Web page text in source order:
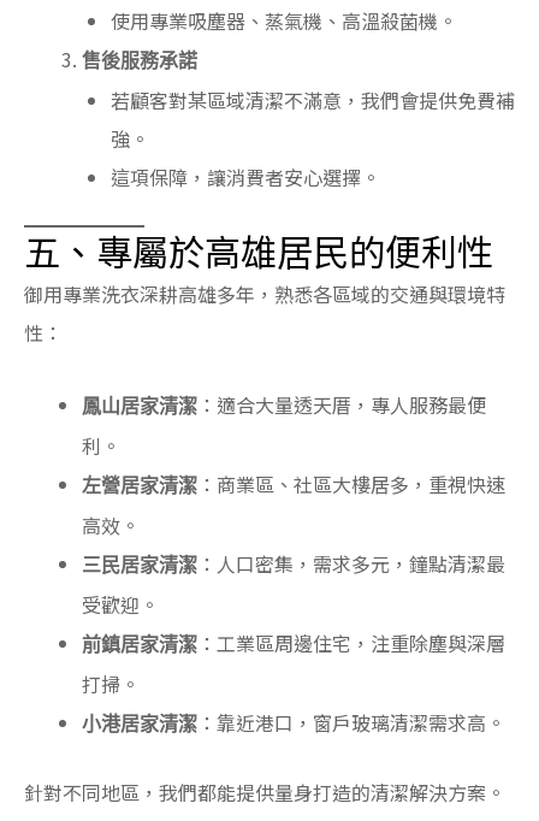
使用專業吸塵器、蒸氣機、高溫殺菌機。
售後服務承諾
若顧客對某區域清潔不滿意，我們會提供免費補
強。
這項保障，讓消費者安心選擇。
五、專屬於高雄居民的便利性
御用專業洗衣深耕高雄多年，熟悉各區域的交通與環境特
性：
鳳山居家清潔 ：適合大量透天厝，專人服務最便
利。
左營居家清潔 ：商業區、社區大樓居多，重視快速
高效。
三民居家清潔 ：人口密集，需求多元，鐘點清潔最
受歡迎。
前鎮居家清潔 ：工業區周邊住宅，注重除塵與深層
打掃。
小港居家清潔 ：靠近港口，窗戶玻璃清潔需求高。
針對不同地區，我們都能提供量身打造的清潔解決方案。